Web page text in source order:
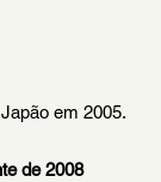
em 2005.
de 2008